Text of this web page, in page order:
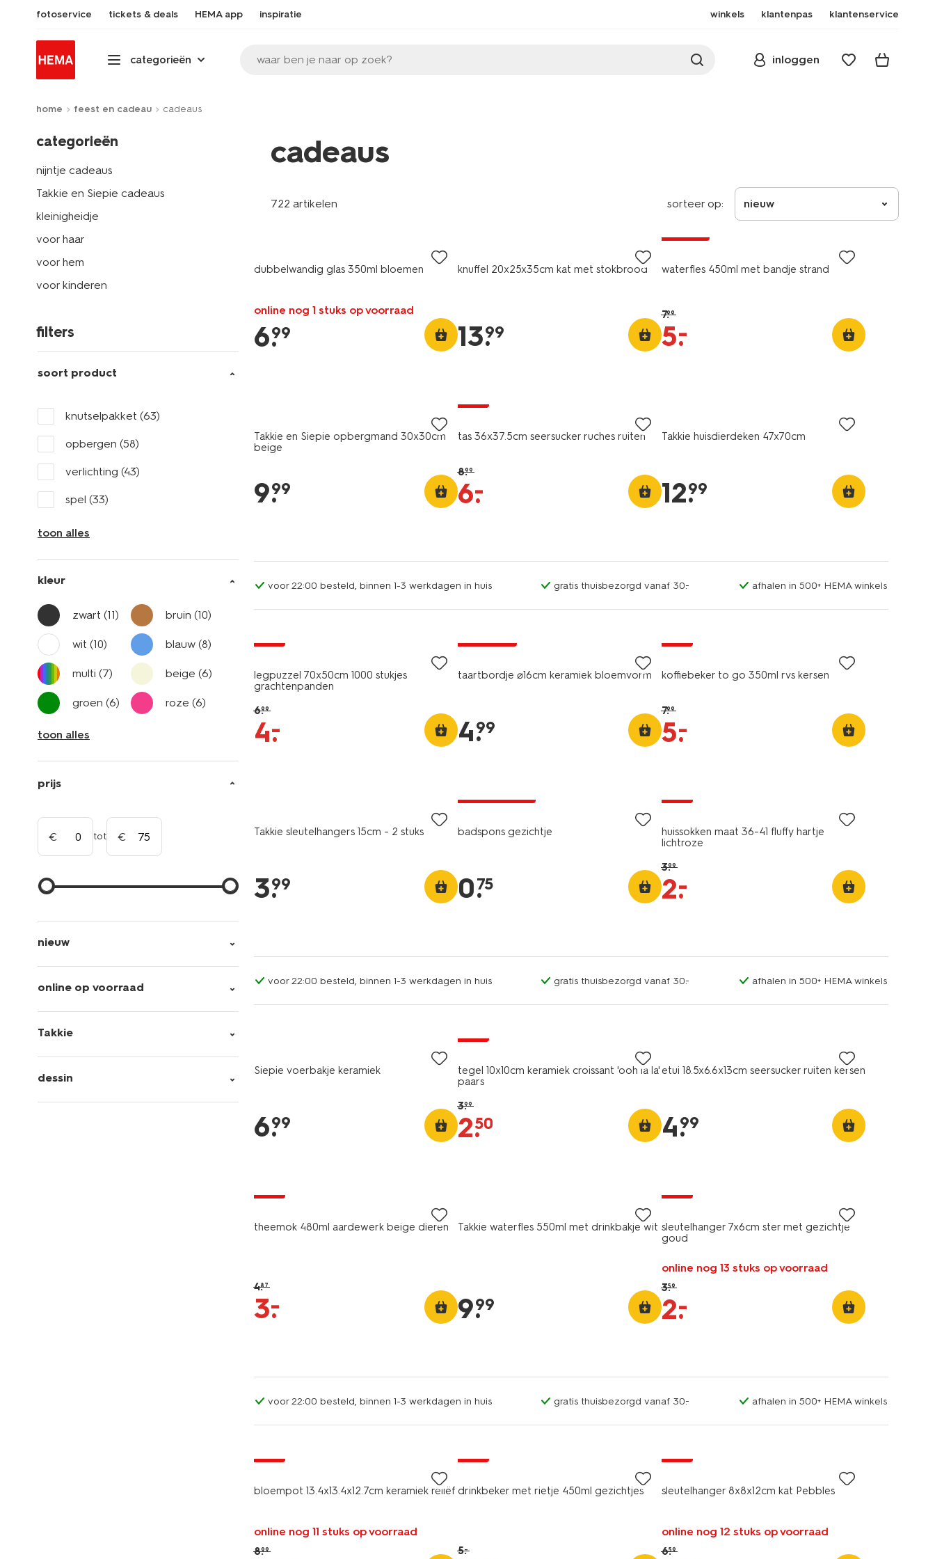
fotoservice tickets & deals HEMA app inspiratie winkels klantenpas klantenservice
categorieën waar ben je naar op zoek? inloggen
home feest en cadeau cadeaus
categorieën
nijntje cadeaus
Takkie en Siepie cadeaus
kleinigheidje
voor haar
voor hem
voor kinderen
filters
soort product
knutselpakket (63)
opbergen (58)
verlichting (43)
spel (33)
toon alles
kleur
zwart (11) bruin(10)
wit (10) blauw(8)
multi (7) beige(6)
groen (6) roze(6)
toon alles
prijs
tot
nieuw
online op voorraad
Takkie
dessin
cadeaus
722 artikelen sorteer op: nieuw
dubbelwandig glas 350ml bloemen
online nog 1 stuks op voorraad
6.
99
knuffel 20x25x35cm kat met stokbrood
13.
99
waterfles 450ml met bandje strand
7.99
5.
–
Takkie en Siepie opbergmand 30x30cm
beige
9.
99
tas 36x37.5cm seersucker ruches ruiten
8.99
6.
–
Takkie huisdierdeken 47x70cm
12.
99
voor 22:00 besteld, binnen 1-3 werkdagen in huis gratis thuisbezorgd vanaf 30.- afhalen in 500+ HEMA winkels
legpuzzel 70x50cm 1000 stukjes
grachtenpanden
6.99
4.
–
taartbordje ⌀16cm keramiek bloemvorm
4.
99
koffiebeker to go 350ml rvs kersen
7.99
5.
–
Takkie sleutelhangers 15cm - 2 stuks
3.
99
badspons gezichtje
0.
75
huissokken maat 36-41 fluffy hartje
lichtroze
3.99
2.
–
voor 22:00 besteld, binnen 1-3 werkdagen in huis gratis thuisbezorgd vanaf 30.- afhalen in 500+ HEMA winkels
Siepie voerbakje keramiek
6.
99
tegel 10x10cm keramiek croissant 'ooh la la'
paars
3.99
2.
50
etui 18.5x6.6x13cm seersucker ruiten kersen
4.
99
theemok 480ml aardewerk beige dieren
4.87
3.
–
Takkie waterfles 550ml met drinkbakje wit
9.
99
sleutelhanger 7x6cm ster met gezichtje
goud
online nog 13 stuks op voorraad
3.59
2.
–
voor 22:00 besteld, binnen 1-3 werkdagen in huis gratis thuisbezorgd vanaf 30.- afhalen in 500+ HEMA winkels
bloempot 13.4x13.4x12.7cm keramiek reliëf
online nog 11 stuks op voorraad
8.99
drinkbeker met rietje 450ml gezichtjes
5.–
sleutelhanger 8x8x12cm kat Pebbles
online nog 12 stuks op voorraad
6.59